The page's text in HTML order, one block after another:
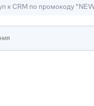
к CRM по промокоду